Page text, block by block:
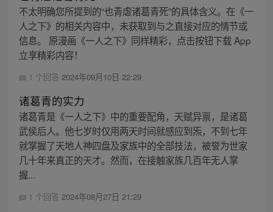
不太明确您所提到的“也青虐诸葛青死”的具体含义。在《一
人之下》的相关内容中，未获取到与之直接对应的情节或
信息。 原漫画《一人之下》同样精彩，点击按钮下载 App
立享精彩内容！
1 个回答 2024年09月10日 22:29
诸葛青的实力
诸葛青是《一人之下》中的重要配角，天赋异禀，是诸葛
武侯后人。他七岁时仅用两天时间就感应到炁，不到七年
就掌握了天地人神四盘及家族中的全部技法，被誉为世家
几十年来真正的天才。然而，在接触家族几百年无人掌
握...
1 个回答 2024年08月27日 21:29